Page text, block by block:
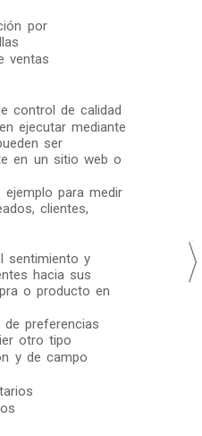
por
ventas
control de calidad
ejecutar mediante
ser
en un sitio web o
ejemplo para medir
clientes,
sentimiento y
hacia sus
o producto en
preferencias
otro tipo
y de campo